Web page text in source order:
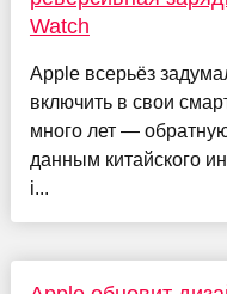
Watch
Apple всерьёз
включить в свои
много лет —
данным китайского
i...